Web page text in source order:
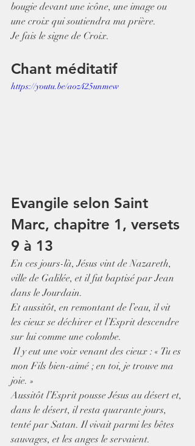
bougie devant une icône, une image ou
une croix qui soutiendra ma prière.
Je fais le signe de Croix.
Chant méditatif
https://youtu.be/aoz425unmew
Evangile selon Saint
Marc, chapitre 1, versets
9 à 13
En ces jours-là, Jésus vint de Nazareth,
ville de Galilée, et il fut baptisé par Jean
dans le Jourdain.
Et aussitôt, en remontant de l’eau, il vit
les cieux se déchirer et l’Esprit descendre
sur lui comme une colombe.
Il y eut une voix venant des cieux : « Tu es
mon Fils bien-aimé ; en toi, je trouve ma
joie. »
Aussitôt l’Esprit pousse Jésus au désert et,
dans le désert, il resta quarante jours,
tenté par Satan. Il vivait parmi les bêtes
sauvages, et les anges le servaient.